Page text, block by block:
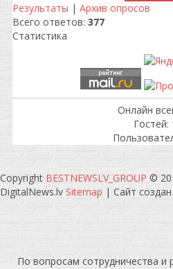
Результаты | Архив опросов
Всего ответов: 377
Статистика
Онлайн
Гостей:
Copyright BESTNEWSLV_GROUP ©
DigitalNews.lv Sitemap | Сайт
По вопросам сотрудничества